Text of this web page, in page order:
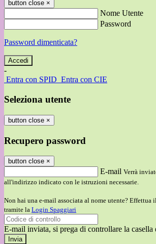
button close ×
Nome Utente
Password
Password dimenticata?
-
Entra con SPID Entra con CIE
Seleziona utente
button close ×
Recupero password
button close ×
E-mail Verrà
all'indirizzo indicato con le istruzioni necessarie.
Non hai una e-mail associata al nome utente? Effettua
tramite la Login Spaggiari
E-mail inviata, si prega di controllare la casella